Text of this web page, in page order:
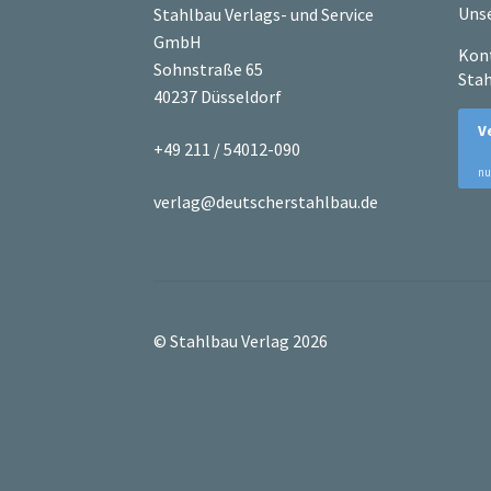
Stahlbau Verlags- und Service
GmbH
Sohnstraße 65
40237 Düsseldorf
+49 211 / 54012-090
verlag@deutscherstahlbau.de
© Stahlbau Verlag 2026